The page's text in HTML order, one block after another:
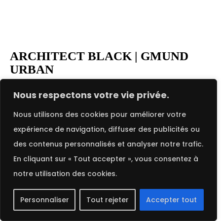
Nous respectons votre vie privée.
Nous utilisons des cookies pour améliorer votre
expérience de navigation, diffuser des publicités ou
des contenus personnalisés et analyser notre trafic.
En cliquant sur « Tout accepter », vous consentez à
notre utilisation des cookies.
Personnaliser Tout rejeter Accepter tout
ARCHITECT BLACK | GMUND
URBAN
Architect Black Gmund Urban : Papier noir, texture
300 g/m², 70×100 cm. Paquet de 25 feuilles.
En stock